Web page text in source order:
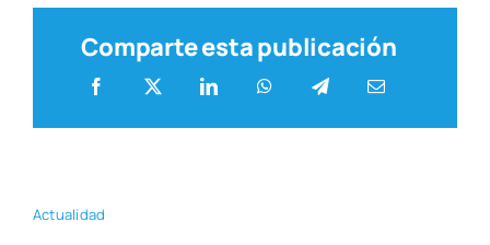
Comparte esta publicación
Actua­li­dad